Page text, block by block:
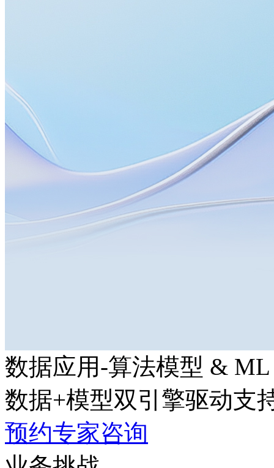
数据应用-算法模型 & ML
数据+模型双引擎驱动支
预约专家咨询